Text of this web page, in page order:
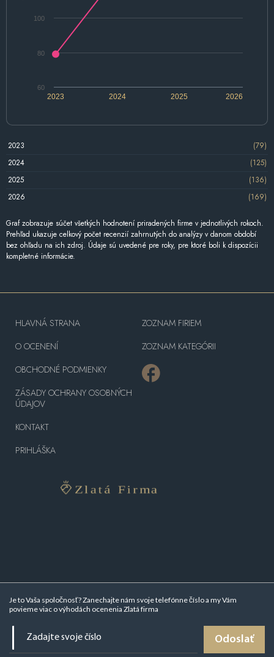
2024 2026
2023 2025
60
80
100
2023
(79)
2024
(125)
2025
(136)
2026
(169)
Graf zobrazuje súčet všetkých hodnotení priradených firme v jednotlivých rokoch.
Prehľad ukazuje celkový počet recenzií zahrnutých do analýzy v danom období
bez ohľadu na ich zdroj. Údaje sú uvedené pre roky, pre ktoré boli k dispozícii
kompletné informácie.
Je to Vaša spoločnosť? Zanechajte nám svoje telefónne číslo a my Vám
povieme viac ovýhodách ocenenia Zlatá firma
Odoslať
HLAVNÁ STRANA
O OCENENÍ
OBCHODNÉ PODMIENKY
ZÁSADY OCHRANY OSOBNÝCH
ÚDAJOV
KONTAKT
PRIHLÁŠKA
ZOZNAM FIRIEM
ZOZNAM KATEGÓRII